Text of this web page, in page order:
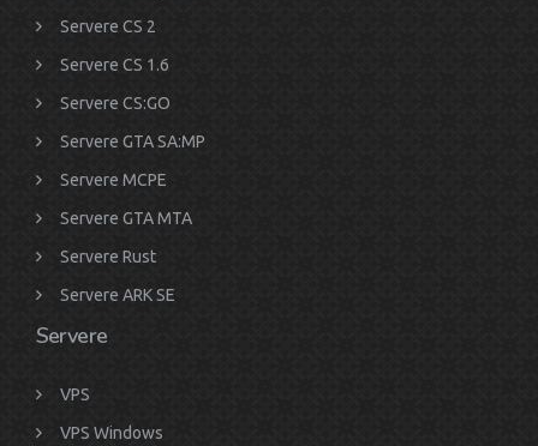
Servere CS 2
Servere CS 1.6
Servere CS:GO
Servere GTA SA:MP
Servere MCPE
Servere GTA MTA
Servere Rust
Servere ARK SE
Servere
VPS
VPS Windows